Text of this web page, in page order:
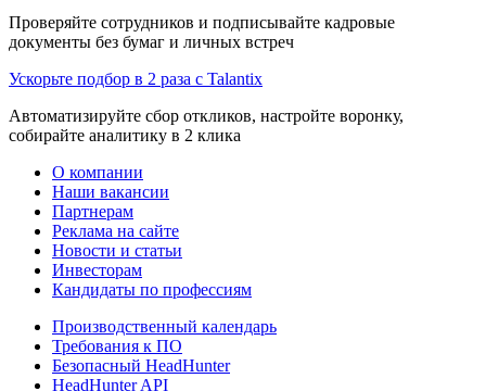
Проверяйте сотрудников и подписывайте кадровые
документы без бумаг и личных встреч
Ускорьте подбор в 2 раза с Talantix
Автоматизируйте сбор откликов, настройте воронку,
собирайте аналитику в 2 клика
О компании
Наши вакансии
Партнерам
Реклама на сайте
Новости и статьи
Инвесторам
Кандидаты по профессиям
Производственный календарь
Требования к ПО
Безопасный HeadHunter
HeadHunter API